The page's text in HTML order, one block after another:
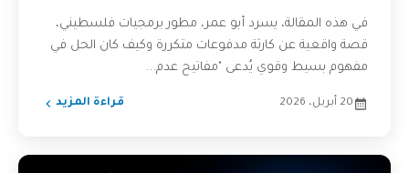
في هذه المقالة، يسرد أبو عمر، مطور برمجيات فلسطيني،
قصة واقعية عن كارثة مدفوعات متكررة وكيف كان الحل في
مفهوم بسيط وقوي يُدعى "مفاتيح عدم...
20 أبريل، 2026 قراءة المزيد